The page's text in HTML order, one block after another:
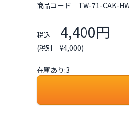
商品コード TW-71-CAK-
税込 4,400円
(税別 ¥4,000)
在庫あり:3